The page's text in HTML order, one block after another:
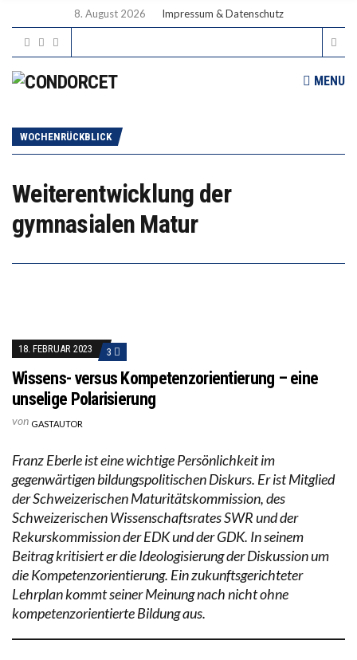
8. August 2026 Impressum & Datenschutz
MENU
WOCHENRÜCKBLICK
Weiterentwicklung der
gymnasialen Matur
18. FEBRUAR 2023 3
Wissens- versus Kompetenzorientierung – eine
unselige Polarisierung
von GASTAUTOR
Franz Eberle ist eine wichtige Persönlichkeit im
gegenwärtigen bildungspolitischen Diskurs. Er ist Mitglied
der Schweizerischen Maturitätskommission, des
Schweizerischen Wissenschaftsrates SWR und der
Rekurskommission der EDK und der GDK. In seinem
Beitrag kritisiert er die Ideologisierung der Diskussion um
die Kompetenzorientierung. Ein zukunftsgerichteter
Lehrplan kommt seiner Meinung nach nicht ohne
kompetenzorientierte Bildung aus.